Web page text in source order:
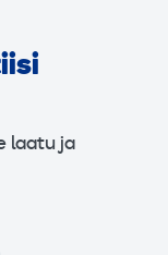
laatu ja